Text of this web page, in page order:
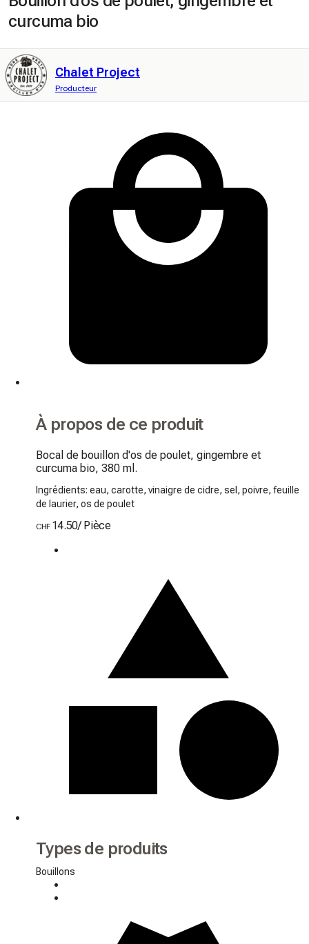
curcuma bio
Chalet Project
Producteur
À propos de ce produit
Bocal de bouillon d'os de poulet, gingembre et
curcuma bio, 380 ml.
Ingrédients: eau, carotte, vinaigre de cidre, sel, poivre, feuille
de laurier, os de poulet
CHF 14.50/ Pièce
Types de produits
Bouillons